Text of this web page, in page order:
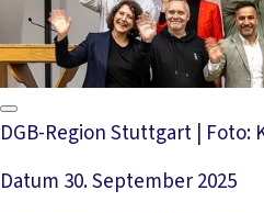
DGB-Region Stuttgart | Foto:
Datum 30. September 2025